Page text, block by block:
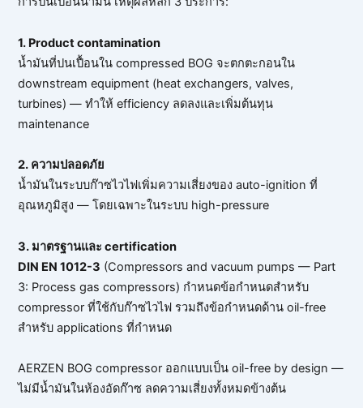
1. Product contamination
น้ำมันที่ปนเปื้อนใน compressed BOG จะตกตะกอนใน
downstream equipment (heat exchangers, valves,
turbines) — ทำให้ efficiency ลดลงและเพิ่มต้นทุน
maintenance
2. ความปลอดภัย
น้ำมันในระบบก๊าซไวไฟเพิ่มความเสี่ยงของ auto-ignition ที่
อุณหภูมิสูง — โดยเฉพาะในระบบ high-pressure
3. มาตรฐานและ certification
DIN EN 1012-3 (Compressors and vacuum pumps — Part
3: Process gas compressors) กำหนดข้อกำหนดสำหรับ
compressor ที่ใช้กับก๊าซไวไฟ รวมถึงข้อกำหนดด้าน oil-free
สำหรับ applications ที่กำหนด
AERZEN BOG compressor ออกแบบเป็น oil-free by design —
ไม่มีน้ำมันในห้องอัดก๊าซ ลดความเสี่ยงทั้งหมดข้างต้น